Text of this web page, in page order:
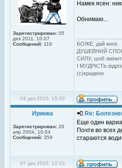
Зарегистрирован: 05
дек 2011, 10:07
Сообщений: 116
Намек ясен:
Обнимаю...
БОЖЕ, дай менi
ДУШЕВНИЙ
СИЛУ, шоб
I МУДРIСТЬ
(с)крадено
04 дек 2015, 15:33
Иринка
Зарегистрирован: 26
апр 2004, 10:04
Сообщений: 359
Re:
Еще один
Почти во всех
стараются
07 дек 2015, 12:23